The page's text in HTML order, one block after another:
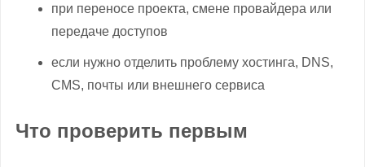
при переносе проекта, смене провайдера или
передаче доступов
если нужно отделить проблему хостинга, DNS,
CMS, почты или внешнего сервиса
Что проверить первым